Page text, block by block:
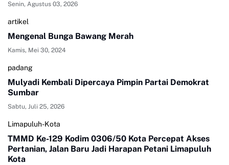
Senin, Agustus 03, 2026
artikel
Mengenal Bunga Bawang Merah
Kamis, Mei 30, 2024
padang
Mulyadi Kembali Dipercaya Pimpin Partai Demokrat
Sumbar
Sabtu, Juli 25, 2026
Limapuluh-Kota
TMMD Ke-129 Kodim 0306/50 Kota Percepat Akses
Pertanian, Jalan Baru Jadi Harapan Petani Limapuluh
Kota